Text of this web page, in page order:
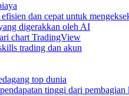
dan cepat untuk
digerakkan oleh AI
chart TradingView
trading dan akun
top dunia
tinggi dari pembagian